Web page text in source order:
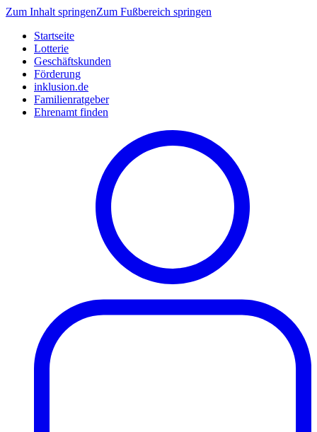
Zum Inhalt springenZum Fußbereich springen
Startseite
Lotterie
Geschäftskunden
Förderung
inklusion.de
Familienratgeber
Ehrenamt finden